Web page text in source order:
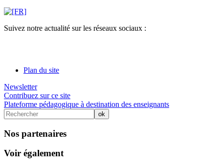
Suivez notre actualité sur les réseaux sociaux :
Plan du site
Newsletter
Contribuez sur ce site
Plateforme pédagogique à destination des enseignants
Nos partenaires
Voir également